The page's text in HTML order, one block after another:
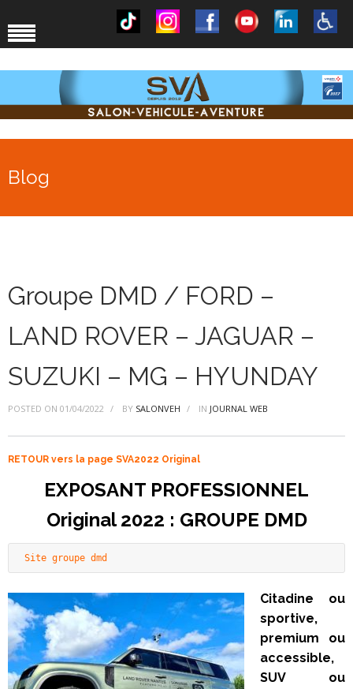
Blog
Groupe DMD / FORD –
LAND ROVER – JAGUAR –
SUZUKI – MG – HYUNDAY
POSTED ON 01/04/2022 BY SALONVEH IN JOURNAL WEB
RETOUR vers la page SVA2022 Original
EXPOSANT PROFESSIONNEL
Original 2022 : GROUPE DMD
Site groupe dmd
Citadine ou
sportive,
premium ou
accessible,
SUV ou